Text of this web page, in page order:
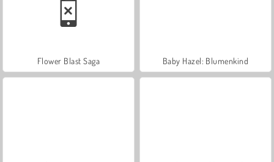
Flower Blast Saga Baby Hazel: Blumenkind